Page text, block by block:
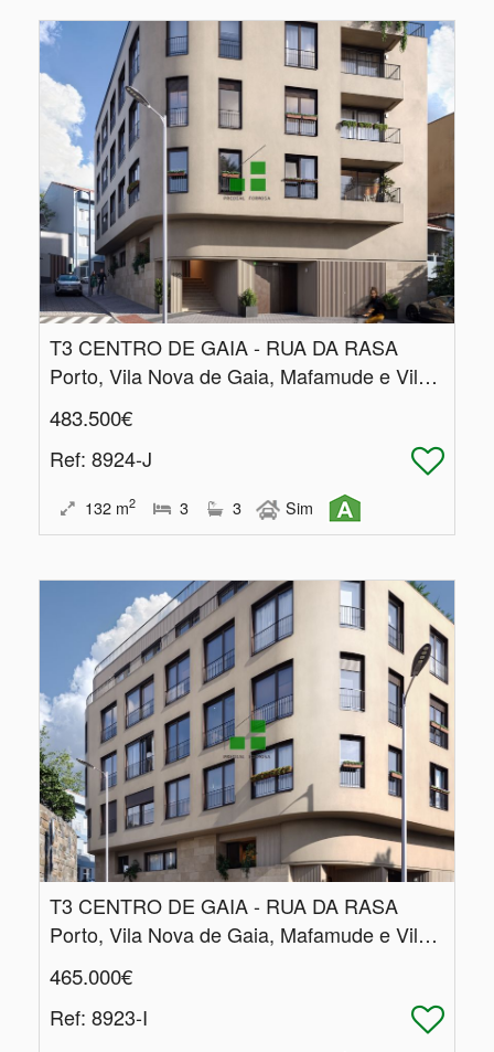
T3 CENTRO DE GAIA - RUA DA RASA
Porto, Vila Nova de Gaia, Mafamude e Vilar do Paraíso
483.500€
Ref: 8924-J
132 m2 3 3 Sim
T3 CENTRO DE GAIA - RUA DA RASA
Porto, Vila Nova de Gaia, Mafamude e Vilar do Paraíso
465.000€
Ref: 8923-I